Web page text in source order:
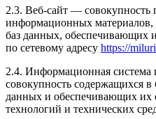
2.3. Веб-сайт — совокупность
информационных
баз данных, обеспечивающих
по сетевому адресу https://
2.4. Информационная
совокупность содержащихся
данных и обеспечивающих
технологий и технических